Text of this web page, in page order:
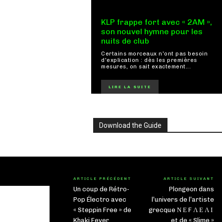
KLP frappe fort avec « 2AM »,
son nouvel hymne pour les
nuits de club
Certains morceaux n'ont pas besoin
d'explication : dès les premières
mesures, on sait exactement...
LIRE LA SUITE
Download the Guide
ARTICLE PRÉCÉDENT
Un coup de Rétro-
Pop Électro avec
« Steppin Free » de
Khaki Fever
ARTICLE SUIVANT
Plongeon dans
l’univers de l’artiste
grecque Ν Ε F Λ Ε Λ Ι
et de « Slime »